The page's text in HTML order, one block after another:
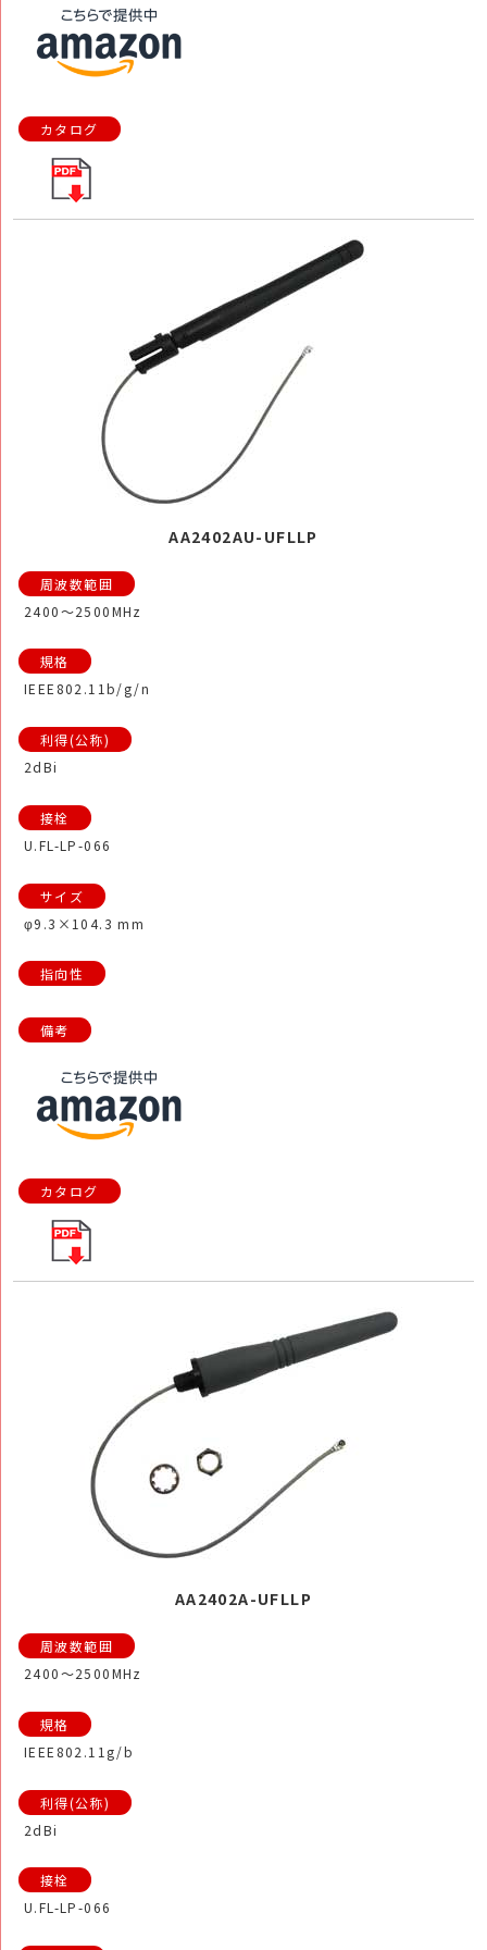
AA2402AU-UFLLP
2400～2500MHz
IEEE802.11b/g/n
2dBi
U.FL-LP-066
φ9.3×104.3 mm
AA2402A-UFLLP
2400～2500MHz
IEEE802.11g/b
2dBi
U.FL-LP-066